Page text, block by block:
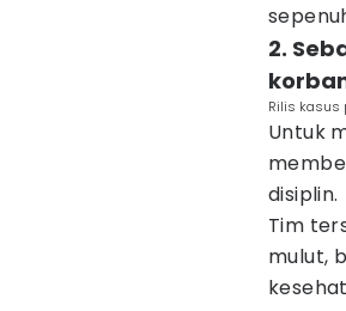
2.
Rilis kasus
Untuk
disiplin.
Tim
mulut,